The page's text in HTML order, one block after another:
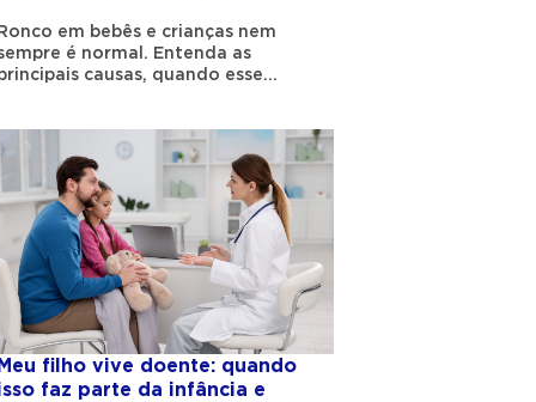
Ronco em bebês e crianças nem
é normal. Entenda as
causas, quando esse
dificuldade para respirar durante o
sono.
Meu filho vive doente: quando
faz parte da infância e